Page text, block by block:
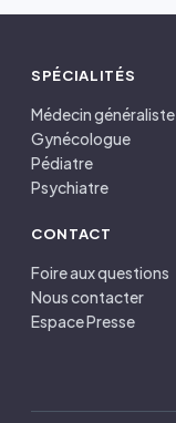
SPÉCIALITÉS
Médecin généraliste
Gynécologue
Pédiatre
Psychiatre
CONTACT
Foire aux questions
Nous contacter
Espace Presse